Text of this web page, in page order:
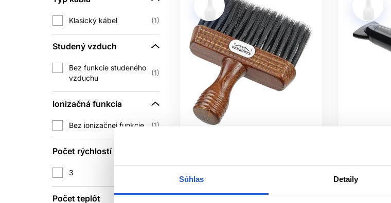
Súhlas Detaily
AKO ČISTIŤ BARBER
Najprv odstráňte vlasy a viditeľné nečistoty, potom postupujte podľa pokynov
dezinfikujú inak ako elektrické strojčeky. Pri elektrických prístrojoch nikdy
PREČO SA OPLATÍ KUPOVAŤ
Profesionálne nástroje bývajú presnejšie, odolnejšie a lepšie prispôsobené
výsledok, znižujú ťahanie vlasov alebo chĺpkov a
Klasický kábel 1
Studený vzduch
Bez funkcie studeného
vzduchu
1
Ionizačná funkcia
Bez ionizačnej funkcie 1
Počet rýchlostí
3
Počet teplôt
Sibel Barburys oprašovák
WILLIAM
Barburys
Fén na
2000W